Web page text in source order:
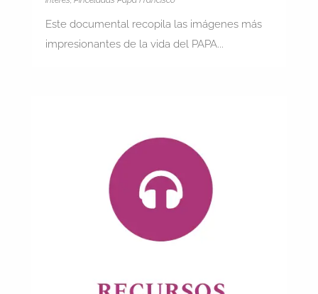
Este documental recopila las imágenes más
impresionantes de la vida del PAPA...